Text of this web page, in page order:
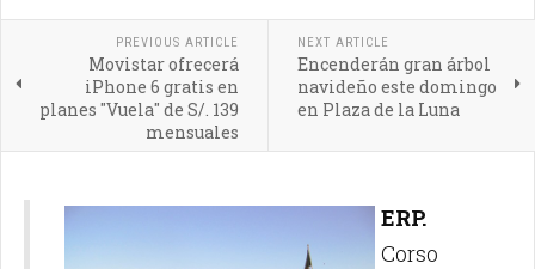
PREVIOUS ARTICLE
Movistar ofrecerá
iPhone 6 gratis en
planes "Vuela" de S/. 139
mensuales
NEXT ARTICLE
Encenderán gran árbol
navideño este domingo
en Plaza de la Luna
ERP.
Corso